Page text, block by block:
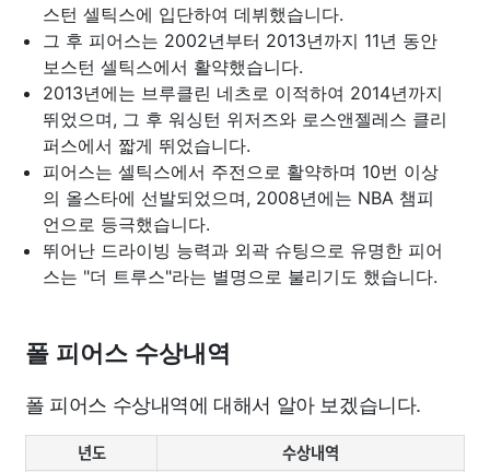
스턴 셀틱스에 입단하여 데뷔했습니다.
그 후 피어스는 2002년부터 2013년까지 11년 동안
보스턴 셀틱스에서 활약했습니다.
2013년에는 브루클린 네츠로 이적하여 2014년까지
뛰었으며, 그 후 워싱턴 위저즈와 로스앤젤레스 클리
퍼스에서 짧게 뛰었습니다.
피어스는 셀틱스에서 주전으로 활약하며 10번 이상
의 올스타에 선발되었으며, 2008년에는 NBA 챔피
언으로 등극했습니다.
뛰어난 드라이빙 능력과 외곽 슈팅으로 유명한 피어
스는 "더 트루스"라는 별명으로 불리기도 했습니다.
폴 피어스 수상내역
폴 피어스 수상내역에 대해서 알아 보겠습니다.
년도
수상내역